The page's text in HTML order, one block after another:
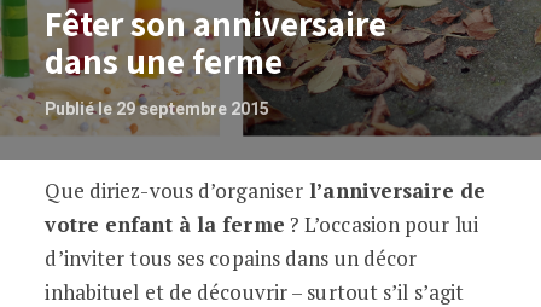
Fêter son anniversaire
dans une ferme
Publié le 29 septembre 2015
Fêter son anniversaire dans une ferme
Que diriez-vous d’organiser l’anniversaire de
votre enfant à la ferme ? L’occasion pour lui
d’inviter tous ses copains dans un décor
inhabituel et de découvrir – surtout s’il s’agit